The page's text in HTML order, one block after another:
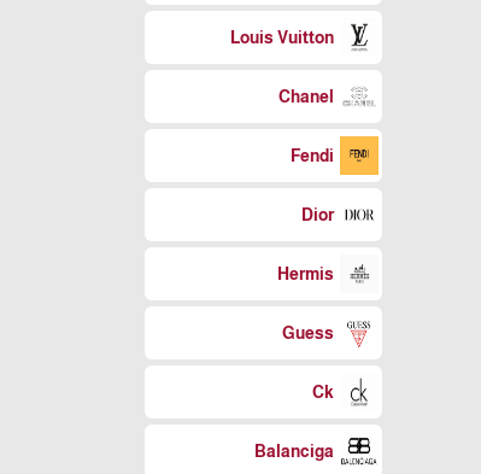
Louis Vuitton
Chanel
Fendi
Dior
Hermis
Guess
Ck
Balanciga